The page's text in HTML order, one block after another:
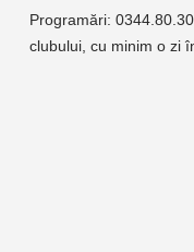
Programări:
clubului, cu minim o zi